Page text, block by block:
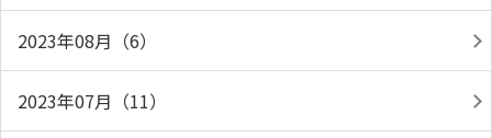
2023年08月（6）
2023年07月（11）